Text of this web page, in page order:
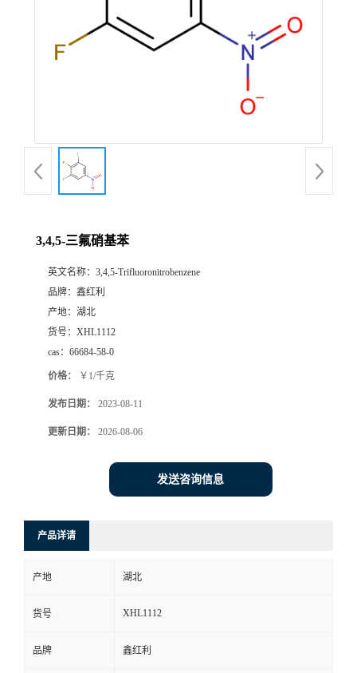
3,4,5-三氟硝基苯
英文名称： 3,4,5-Trifluoronitrobenzene
品牌： 鑫红利
产地： 湖北
货号： XHL1112
cas： 66684-58-0
价格： ￥1/千克
发布日期： 2023-08-11
更新日期： 2026-08-06
发送咨询信息
产品详请
产地 湖北
货号 XHL1112
品牌 鑫红利